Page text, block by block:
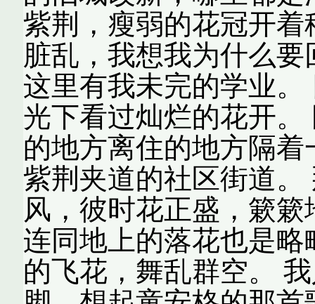
紫荆，瘦弱的花冠开
脏乱，我想我为什么
这里有我未完的学业
光下看过灿烂的花开
的地方离住的地方隔
紫荆夹道的社区街道
风，彼时花正盛，簌
连同地上的落花也是
的飞花，舞乱群空。